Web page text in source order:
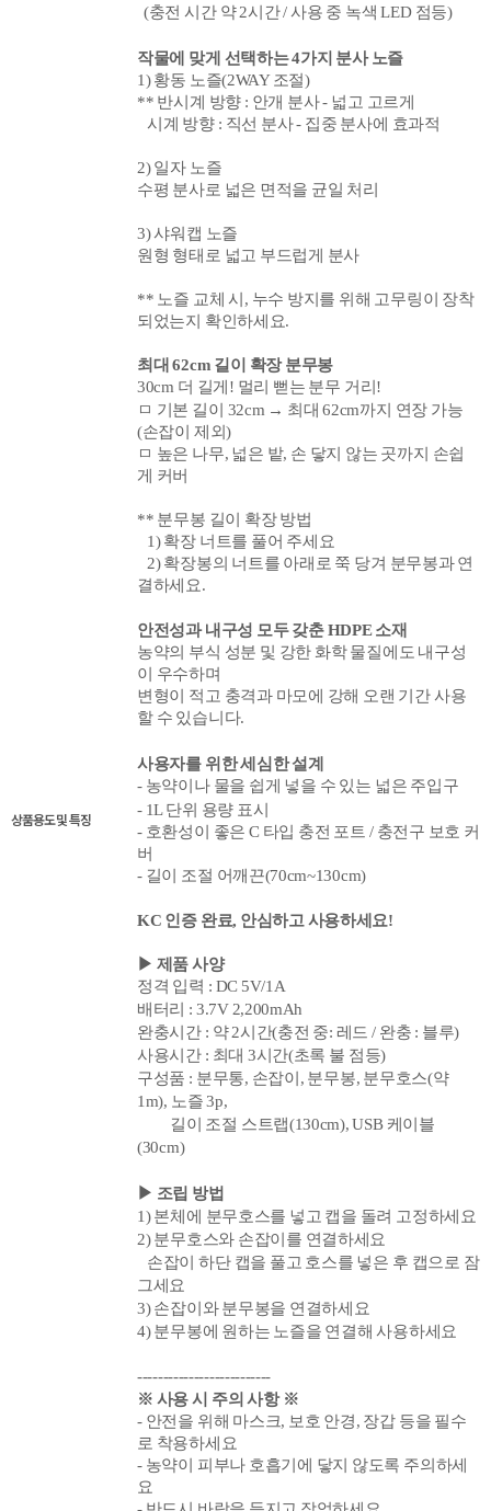
상품용도 및 특징
(충전 시간 약 2시간 / 사용 중 녹색 LED 점등)
작물에 맞게 선택하는 4가지 분사 노즐
1) 황동 노즐(2WAY 조절)
** 반시계 방향: 안개 분사 - 넓고 고르게
시계 방향: 직선 분사 - 집중 분사에 효과적
2) 일자 노즐
수평 분사로 넓은 면적을 균일 처리
3) 샤워캡 노즐
원형 형태로 넓고 부드럽게 분사
** 노즐 교체 시, 누수 방지를 위해 고무링이 장착
되었는지 확인하세요.
최대 62cm 길이 확장 분무봉
30cm 더 길게! 멀리 뻗는 분무 거리!
ㅁ 기본 길이 32cm → 최대 62cm까지 연장 가능
(손잡이 제외)
ㅁ 높은 나무, 넓은 밭, 손 닿지 않는 곳까지 손쉽
게 커버
** 분무봉 길이 확장 방법
1) 확장 너트를 풀어 주세요
2) 확장봉의 너트를 아래로 쭉 당겨 분무봉과 연
결하세요.
안전성과 내구성 모두 갖춘 HDPE 소재
농약의 부식 성분 및 강한 화학물질에도 내구성
이 우수하며
변형이 적고 충격과 마모에 강해 오랜 기간 사용
할 수 있습니다.
사용자를 위한 세심한 설계
- 농약이나 물을 쉽게 넣을 수 있는 넓은 주입구
- 1L 단위 용량 표시
- 호환성이 좋은 C 타입 충전 포트 / 충전구 보호 커
버
- 길이 조절 어깨끈(70cm~130cm)
KC 인증 완료, 안심하고 사용하세요!
▶ 제품 사양
정격 입력 : DC 5V/1A
배터리 : 3.7V 2,200mAh
완충시간 : 약 2시간(충전 중: 레드 / 완충 : 블루)
사용시간 : 최대 3시간(초록 불 점등)
구성품 : 분무통, 손잡이, 분무봉, 분무호스(약
1m), 노즐 3p,
길이 조절 스트랩(130cm), USB 케이블
(30cm)
▶ 조립 방법
1) 본체에 분무호스를 넣고 캡을 돌려 고정하세요
2) 분무호스와 손잡이를 연결하세요
손잡이 하단 캡을 풀고 호스를 넣은 후 캡으로 잠
그세요
3) 손잡이와 분무봉을 연결하세요
4) 분무봉에 원하는 노즐을 연결해 사용하세요
--------------------------
※ 사용 시 주의 사항 ※
- 안전을 위해 마스크, 보호 안경, 장갑 등을 필수
로 착용하세요
- 농약이 피부나 호흡기에 닿지 않도록 주의하세
요